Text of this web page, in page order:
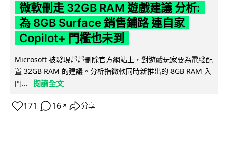
微軟刪走 32GB RAM 遊戲建議 分析:
為 8GB Surface 銷售鋪路 連自家
Copilot+ 門檻也未到
Microsoft 被發現靜靜刪除官方網站上，對遊戲玩家要為電腦配
置 32GB RAM 的建議。分析指微軟同時新推出的 8GB RAM 入
門...
閱讀全文
171 16 ↗ 分享